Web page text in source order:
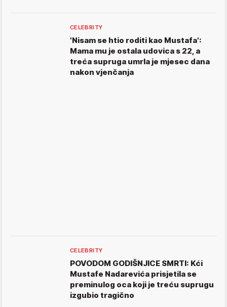
CELEBRITY
'Nisam se htio roditi kao Mustafa':
Mama mu je ostala udovica s 22, a
treća supruga umrla je mjesec dana
nakon vjenčanja
CELEBRITY
POVODOM GODIŠNJICE SMRTI: Kći
Mustafe Nadarevića prisjetila se
preminulog oca koji je treću suprugu
izgubio tragično